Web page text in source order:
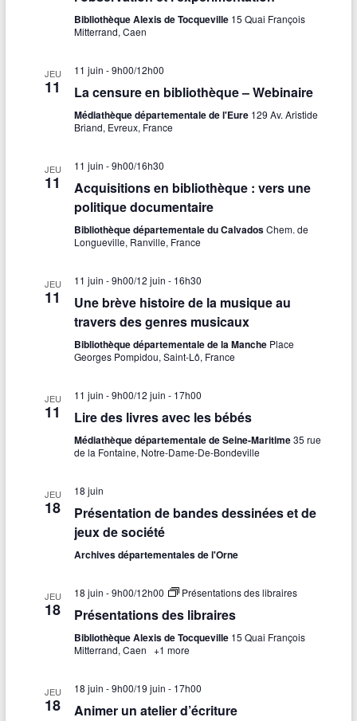
Bibliothèque Alexis de Tocqueville 15 Quai François
Mitterrand, Caen
JEU
11
11 juin - 9h00/12h00
La censure en bibliothèque – Webinaire
Médiathèque départementale de l'Eure 129 Av. Aristide
Briand, Evreux, France
JEU
11
11 juin - 9h00/16h30
Acquisitions en bibliothèque : vers une
politique documentaire
Bibliothèque départementale du CalvadosChem. de
Longueville, Ranville, France
JEU
11
11 juin - 9h00/12 juin - 16h30
Une brève histoire de la musique au
travers des genres musicaux
Bibliothèque départementale de la Manche Place
Georges Pompidou, Saint-Lô, France
JEU
11
11 juin - 9h00/12 juin - 17h00
Lire des livres avec les bébés
Médiathèque départementale de Seine-Maritime35 rue
de la Fontaine, Notre-Dame-De-Bondeville
JEU
18
18 juin
Présentation de bandes dessinées et de
jeux de société
Archives départementales de l'Orne
JEU
18
18 juin - 9h00/12h00 Présentations des libraires
Présentations des libraires
Bibliothèque Alexis de Tocqueville 15 Quai François
Mitterrand, Caen +1 more
JEU
18
18 juin - 9h00/19 juin - 17h00
Animer un atelier d’écriture